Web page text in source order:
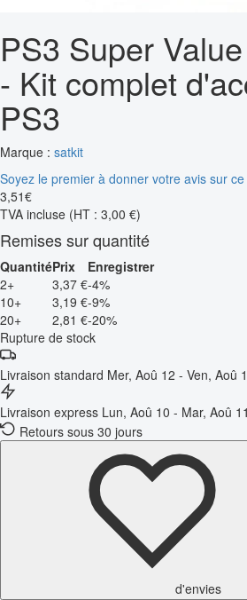
PS3 Super
- Kit complet
PS3
Marque : satkit
Soyez le premier à donner votre avis sur
3,51€
TVA incluse (HT : 3,00 €)
Remises sur quantité
QuantitéPrix
Enregistrer
2+
3,37 €-4%
10+
3,19 €-9%
20+
2,81 €-20%
Rupture de stock
Livraison standard Mer, Aoû 12 - Ven, Aoû
Livraison express Lun, Aoû 10 - Mar, Aoû 11
Retours sous 30 jours
d'envies